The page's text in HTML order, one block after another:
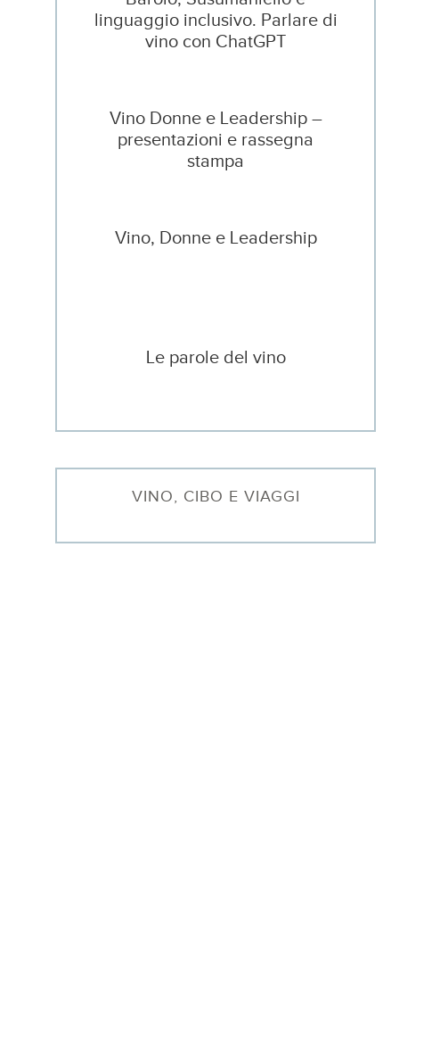
linguaggio inclusivo. Parlare di
vino con ChatGPT
Vino Donne e Leadership –
presentazioni e rassegna
stampa
Vino, Donne e Leadership
Le parole del vino
VINO, CIBO E VIAGGI